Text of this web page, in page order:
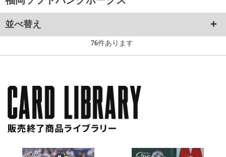
並べ替え
76件あります